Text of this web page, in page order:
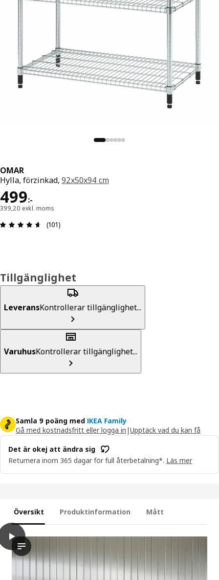
OMAR
Hylla, förzinkad,92x50x94 cm
499:-
Pris 499:-
399,20 exkl. moms
Recension: 4.6 utav 5 stjärnor. Totalt antal
(101)
Tillgänglighet
LeveransKontrollerar tillgänglighet...
VaruhusKontrollerar tillgänglighet...
Samla 9 poäng med IKEA Family
Gå med kostnadsfritt eller logga in |Upptäck vad du kan få
Det är okej att ändra sig
Returnera inom 365 dagar för full återbetalning*. Läs mer
Översikt Produktinformation Mått
play
Videon visar hur du organiserar och förvarar föremål med
OMAR Hylla, förzinkad, 92x50x94 cm